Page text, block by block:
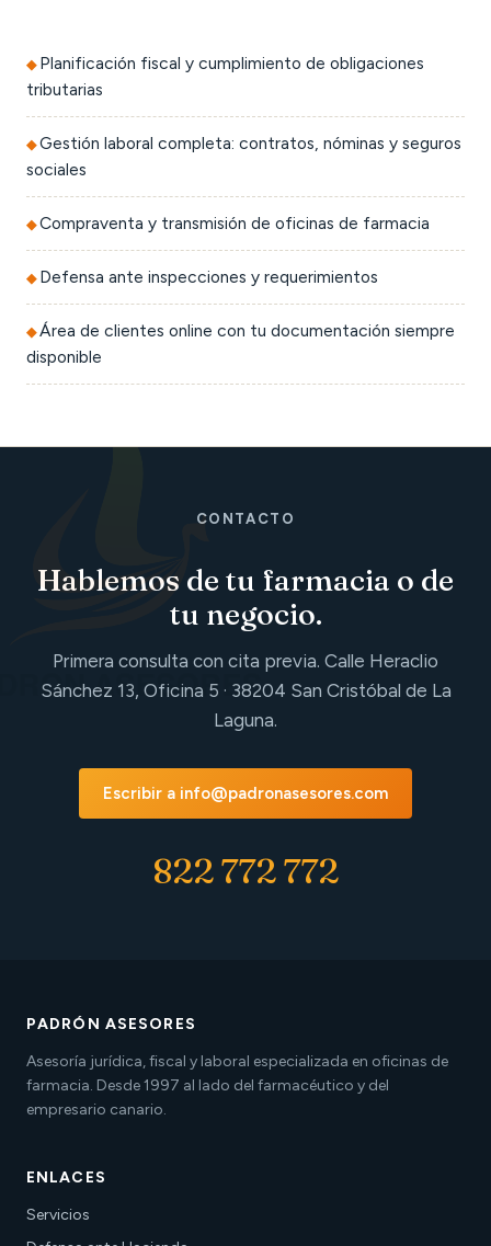
Planificación fiscal y cumplimiento de obligaciones
tributarias
Gestión laboral completa: contratos, nóminas y seguros
sociales
Compraventa y transmisión de oficinas de farmacia
Defensa ante inspecciones y requerimientos
Área de clientes online con tu documentación siempre
disponible
CONTACTO
Hablemos de tu farmacia o de
tu negocio.
Primera consulta con cita previa. Calle Heraclio
Sánchez 13, Oficina 5 · 38204 San Cristóbal de La
Laguna.
Escribir a info@padronasesores.com
822 772 772
PADRÓN ASESORES
Asesoría jurídica, fiscal y laboral especializada en oficinas de
farmacia. Desde 1997 al lado del farmacéutico y del
empresario canario.
ENLACES
Servicios